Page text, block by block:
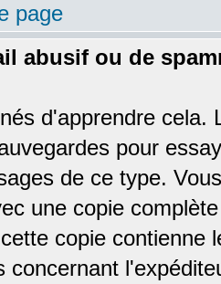
page
abusif ou de
d'apprendre cela.
pour
de ce type.
une copie
copie contienne
concernant